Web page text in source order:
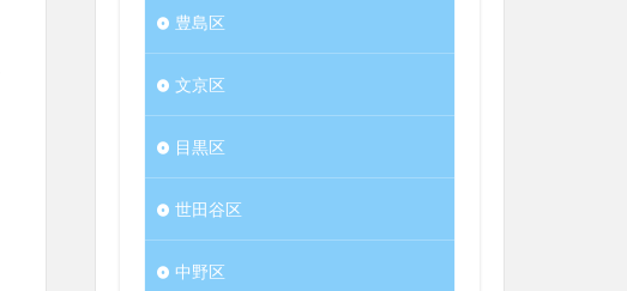
豊島区
文京区
目黒区
世田谷区
中野区